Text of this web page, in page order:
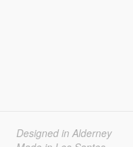
Designed in Alderney